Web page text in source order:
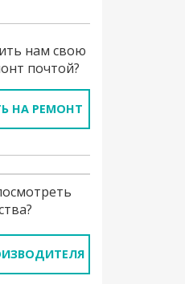
нам свою
почтой?
НА РЕМОНТ